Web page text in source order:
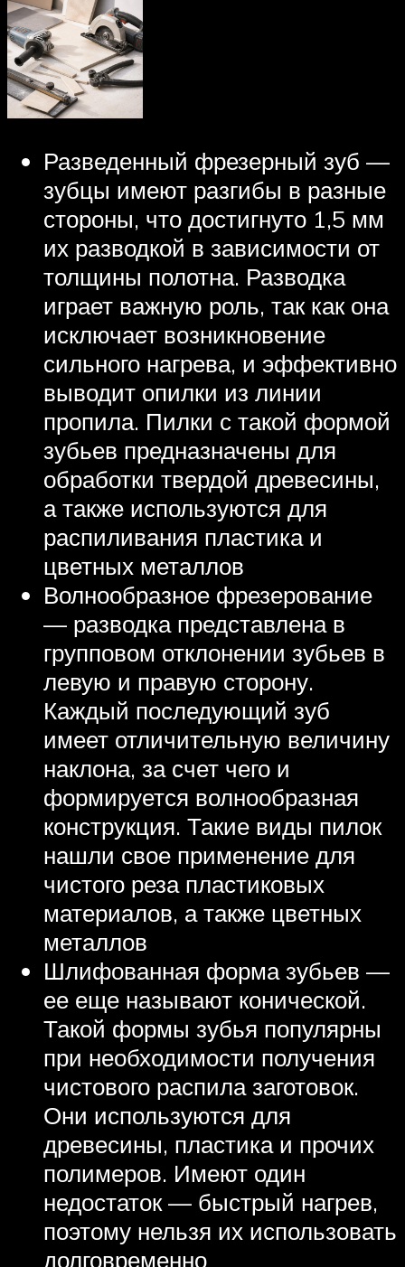
Разведенный фрезерный зуб —
зубцы имеют разгибы в разные
стороны, что достигнуто 1,5 мм
их разводкой в зависимости от
толщины полотна. Разводка
играет важную роль, так как она
исключает возникновение
сильного нагрева, и эффективно
выводит опилки из линии
пропила. Пилки с такой формой
зубьев предназначены для
обработки твердой древесины,
а также используются для
распиливания пластика и
цветных металлов
Волнообразное фрезерование
— разводка представлена в
групповом отклонении зубьев в
левую и правую сторону.
Каждый последующий зуб
имеет отличительную величину
наклона, за счет чего и
формируется волнообразная
конструкция. Такие виды пилок
нашли свое применение для
чистого реза пластиковых
материалов, а также цветных
металлов
Шлифованная форма зубьев —
ее еще называют конической.
Такой формы зубья популярны
при необходимости получения
чистового распила заготовок.
Они используются для
древесины, пластика и прочих
полимеров. Имеют один
недостаток — быстрый нагрев,
поэтому нельзя их использовать
долговременно